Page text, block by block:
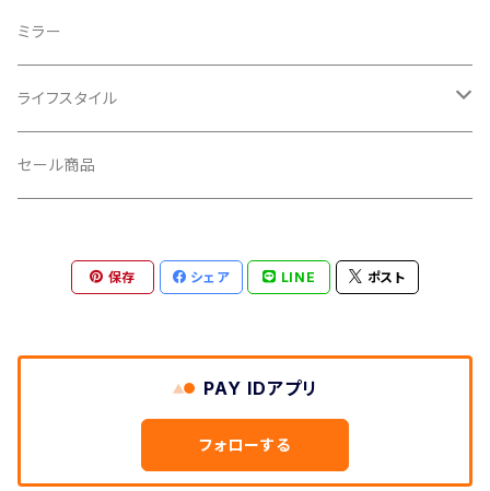
CROSS SECTION/クロスセクション
CLIK/クリック
CUSH CORE/クッシュコア
DEFEET/デフィート
DIXNA/ディズナ
DKG/ディーケージー
輪行袋
輪行小物
バイクカバー
その他
ミラー
ライフスタイル
キャップ
アクセサリー
セール商品
保存 シェア LINE ポスト
PAY IDアプリ
フォローする